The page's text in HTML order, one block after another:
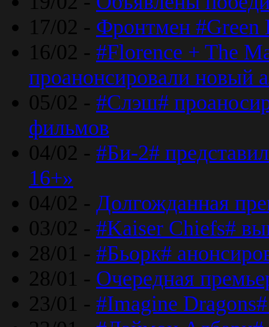
17/02 - Фронтмен #Green
16/02 - #Florence + The
проанонсировали новый
05/02 - #Слэш#
фильмов
04/02 - #Би-2#
16+»
04/02 - Долгожданная
03/02 - #Kaiser Chiefs#
28/01 - #Бьорк#
28/01 - Очередная
23/01 - #Imagine